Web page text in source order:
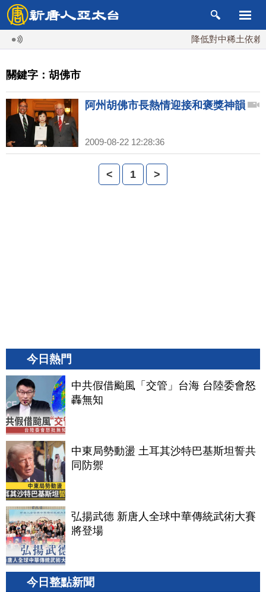
降低對中稀土依賴
關鍵字：胡佛市
阿州胡佛市長熱情迎接和褒獎神韻
2009-08-22 12:28:36
< 1 >
今日熱門
中共假借颱風「交管」台海 台陸委會怒
轟無知
中東局勢動盪 土耳其沙特巴基斯坦誓共
同防禦
弘揚武德 新唐人全球中華傳統武術大賽
將登場
今日整點新聞